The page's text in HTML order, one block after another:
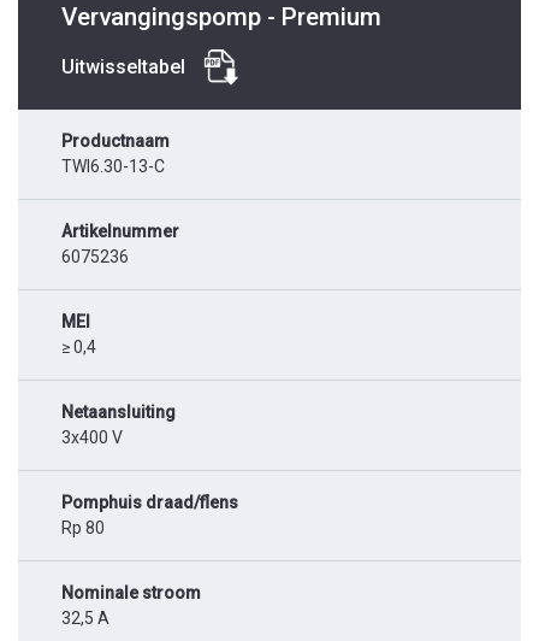
Vervangingspomp - Premium
Uitwisseltabel
Productnaam
TWI6.30-13-C
Artikelnummer
6075236
MEI
≥ 0,4
Netaansluiting
3x400 V
Pomphuis draad/flens
Rp 80
Nominale stroom
32,5 A